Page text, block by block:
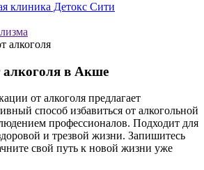
клиника Детокс Сити
алкоголя
алкоголя в Акше
от алкоголя предлагает
способ избавиться от алкогольной
профессионалов. Подходит для
и трезвой жизни. Запишитесь
свой путь к новой жизни уже